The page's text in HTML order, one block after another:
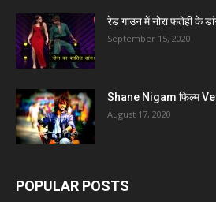
रेड गाउन में नोरा फतेही के
September 15, 2020
Shane Nigam फिल्म
August 17, 2020
POPULAR POSTS